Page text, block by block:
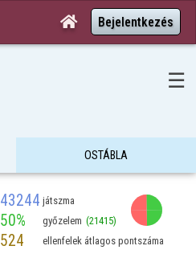
 Bejelentkezés
☰
OSTÁBLA
43244 játszma
50% győzelem (21415)
524 ellenfelek átlagos pontszáma